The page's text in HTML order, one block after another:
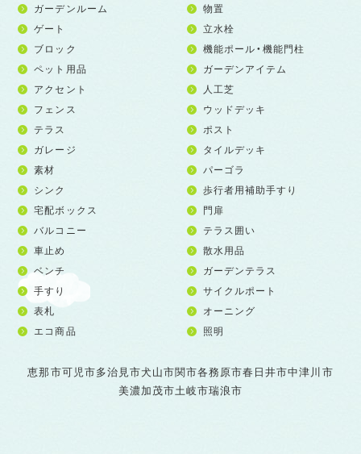
ガーデンルーム
物置
ゲート
立水栓
ブロック
機能ポール・機能門柱
ペット用品
ガーデンアイテム
アクセント
人工芝
フェンス
ウッドデッキ
テラス
ポスト
ガレージ
タイルデッキ
素材
パーゴラ
シンク
歩行者用補助手すり
宅配ボックス
門扉
バルコニー
テラス囲い
車止め
散水用品
ベンチ
ガーデンテラス
手すり
サイクルポート
表札
オーニング
エコ商品
照明
恵那市可児市多治見市犬山市関市各務原市春日井市中津川市
美濃加茂市土岐市瑞浪市